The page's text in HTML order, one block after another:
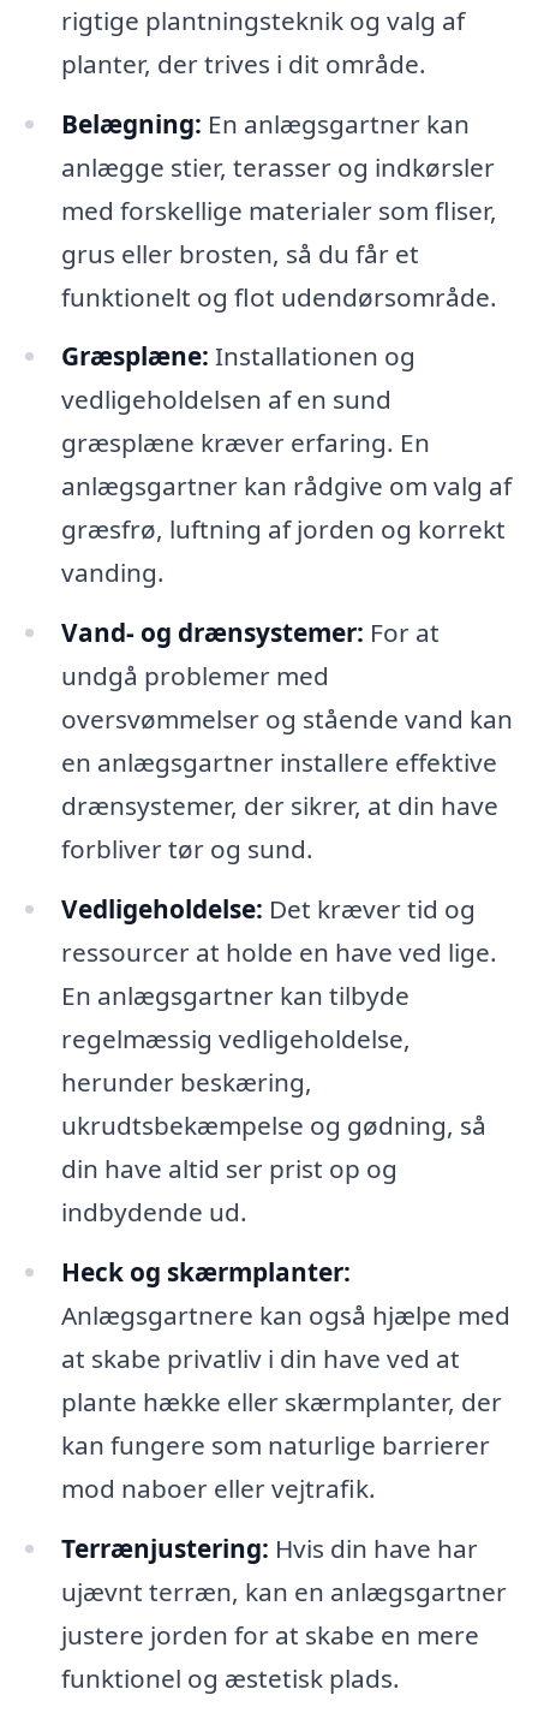
rigtige plantningsteknik og valg af
planter, der trives i dit område.
Belægning: En anlægsgartner kan
anlægge stier, terasser og indkørsler
med forskellige materialer som fliser,
grus eller brosten, så du får et
funktionelt og flot udendørsområde.
Græsplæne: Installationen og
vedligeholdelsen af en sund
græsplæne kræver erfaring. En
anlægsgartner kan rådgive om valg af
græsfrø, luftning af jorden og korrekt
vanding.
Vand- og drænsystemer: For at
undgå problemer med
oversvømmelser og stående vand kan
en anlægsgartner installere effektive
drænsystemer, der sikrer, at din have
forbliver tør og sund.
Vedligeholdelse: Det kræver tid og
ressourcer at holde en have ved lige.
En anlægsgartner kan tilbyde
regelmæssig vedligeholdelse,
herunder beskæring,
ukrudtsbekæmpelse og gødning, så
din have altid ser prist op og
indbydende ud.
Heck og skærmplanter:
Anlægsgartnere kan også hjælpe med
at skabe privatliv i din have ved at
plante hække eller skærmplanter, der
kan fungere som naturlige barrierer
mod naboer eller vejtrafik.
Terrænjustering: Hvis din have har
ujævnt terræn, kan en anlægsgartner
justere jorden for at skabe en mere
funktionel og æstetisk plads.